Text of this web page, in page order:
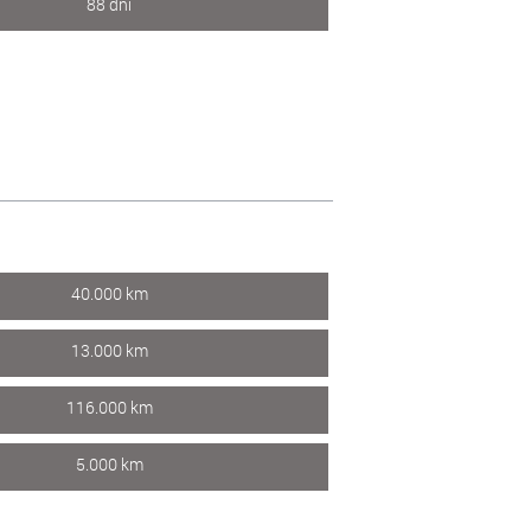
40.000 km
13.000 km
116.000 km
5.000 km